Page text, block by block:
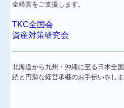
全経営をご支援します。
TKC全国会
資産対策研究会
北海道から九州・沖縄に至る日本全
続と円滑な経営承継のお手伝いをしま